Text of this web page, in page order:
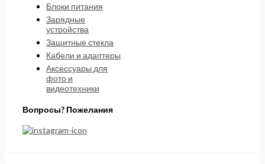
Блоки питания
Зарядные
устройства
Защитные стекла
Кабели и адаптеры
Аксессуары для
фото и
видеотехники
Вопросы? Пожелания